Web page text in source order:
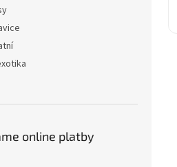
online platby